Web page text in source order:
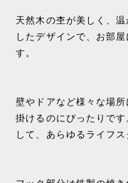
天然木の杢が美しく、
したデザインで、お部
す。
壁やドアなど様々な場
掛けるのにぴったりで
して、あらゆるライフス